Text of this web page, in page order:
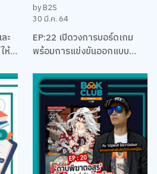
ะ
ห้
by B2S
30 มี.ค. 64
EP:22 เปิดวงการบอร์ดเกม
พร้อมการแข่งขันออกแบบ
ประเทศไทยกับ เบน – ปรีชา กัง
พิทักษ์กุล